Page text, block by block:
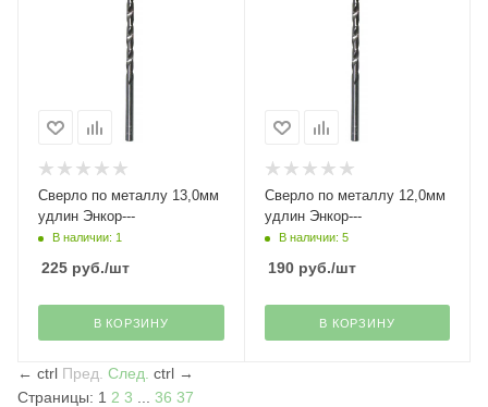
Сверло по металлу 13,0мм
удлин Энкор---
В наличии: 1
225 руб./шт
В КОРЗИНУ
Сверло по металлу 12,0мм
удлин Энкор---
В наличии: 5
190руб./шт
В КОРЗИНУ
← ctrl Пред. След. ctrl →
Страницы: 1 2 3 36 37